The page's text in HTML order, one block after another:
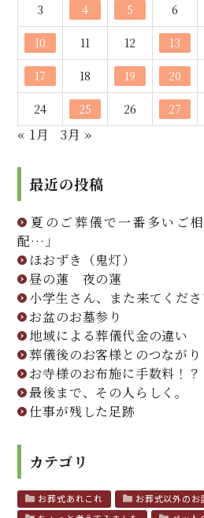
3 4 5 6
10 11 12 13
17 18 19 20
24 25 26 27
« 1月 3月 »
最近の投稿
夏のご葬儀で一番多いご
配…」
ほおずき（鬼灯）
昼の蓮 夜の蓮
小学生さん、また来てくださ
お盆のお墓参り
地域による葬儀代金の違い
葬儀後のお客様とのつながり
お寺様のお布施に手数料！？
最後まで、その人らしく。
仕事が残した足跡
カテゴリ
お葬式あれこれ
お葬式以外のお